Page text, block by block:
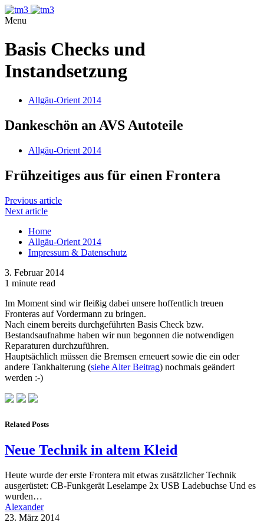
Menu
Basis Checks und
Instandsetzung
Allgäu-Orient 2014
Dankeschön an AVS Autoteile
Allgäu-Orient 2014
Frühzeitiges aus für einen Frontera
Previous article
Next article
Home
Allgäu-Orient 2014
Impressum & Datenschutz
3. Februar 2014
1 minute read
Im Moment sind wir fleißig dabei unsere hoffentlich treuen
Fronteras auf Vordermann zu bringen.
Nach einem bereits durchgeführten Basis Check bzw.
Bestandsaufnahme haben wir nun begonnen die notwendigen
Reparaturen durchzuführen.
Hauptsächlich müssen die Bremsen erneuert sowie die ein oder
andere Tankhalterung (siehe Alter Beitrag) nochmals geändert
werden :-)
Related Posts
Neue Technik in altem Kleid
Heute wurde der erste Frontera mit etwas zusätzlicher Technik
ausgerüstet: CB-Funkgerät Leselampe 2x USB Ladebuchse Und es
wurden…
Alexander
23. März 2014